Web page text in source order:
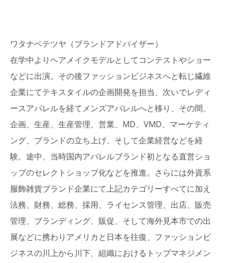
ワタナベテツヤ（ブランドアドバイザー）
在学中よりヘアメイクモデルとしてコンテストやショー
などに出演。その後ファッションビジネスへと転じ繊維
企業にてテキスタイルの企画開発を担当、次いでレディ
ースアパレルを経てメンズアパレルへと移り、その間、
企画、生産、生産管理、営業、MD、VMD、マーケティ
ング、ブランドの立ち上げ、そして企業経営などを経
験。途中、当時国内アパレルブランド初となる直営ショ
ップのセレクトショップ化などを推進。さらには外資系
服飾雑貨ブランド企業にて上記カテゴリーすべてに加え
法務、財務、総務、採用、ライセンス管理、出店、販売
管理、ブランディング、販促、そして海外見本市での出
展などに携わりアメリカと日本を往復、ファッションビ
ジネスの川上から川下、組織におけるトップマネジメン